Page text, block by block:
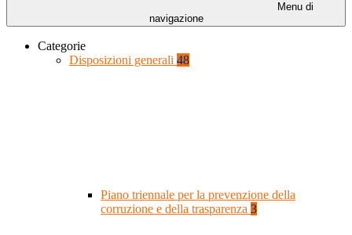
Menu di
navigazione
Categorie
Disposizioni generali 48
Piano triennale per la prevenzione della
corruzione e della trasparenza 3